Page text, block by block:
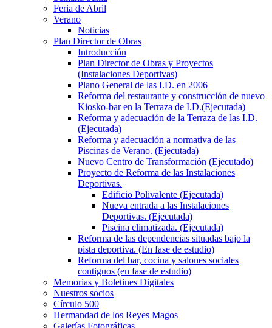
Feria de Abril
Verano
Noticias
Plan Director de Obras
Introducción
Plan Director de Obras y Proyectos
(Instalaciones Deportivas)
Plano General de las I.D. en 2006
Reforma del restaurante y construcción de nuevo
Kiosko-bar en la Terraza de I.D.(Ejecutada)
Reforma y adecuación de la Terraza de las I.D.
(Ejecutada)
Reforma y adecuación a normativa de las
Piscinas de Verano. (Ejecutada)
Nuevo Centro de Transformación (Ejecutado)
Proyecto de Reforma de las Instalaciones
Deportivas.
Edificio Polivalente (Ejecutada)
Nueva entrada a las Instalaciones
Deportivas. (Ejecutada)
Piscina climatizada. (Ejecutada)
Reforma de las dependencias situadas bajo la
pista deportiva. (En fase de estudio)
Reforma del bar, cocina y salones sociales
contiguos (en fase de estudio)
Memorias y Boletines Digitales
Nuestros socios
Círculo 500
Hermandad de los Reyes Magos
Galerías Fotográficas